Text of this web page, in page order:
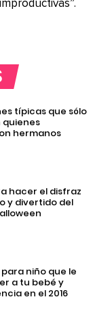
típicas que sólo
hermanos
hacer el disfraz
y divertido del
niño que le
a tu bebé y
en el 2016